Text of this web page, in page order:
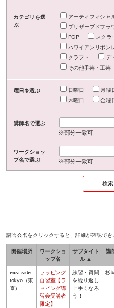
カテゴリを選
ぶ
アーティフィシャ
プリザーブドフラ
POP
スクラ
ハワイアンリボン
クラフト
デ
その他手芸・工芸
曜日を選ぶ 日曜日 月曜
木曜日
金曜
講師名で選ぶ
※部分一致可
ワークショッ
プ名で選ぶ
※部分一致可
講習会名をクリックすると、詳細が確認でき
開催場所
ワークショ
ップ名
サブタイト
ル ▲
講
east side
tokyo（東
京）
ラッピング
自習室【ラ
ッピング講
習会受講者
限定】
練習・質問
を繰り返し
上手くなろ
う！
杉